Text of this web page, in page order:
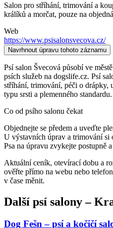
Salon pro stříhání, trimování a
králíků a morčat, pouze na
Web
https://www.psisalonsvecova.cz/
Navrhnout úpravu tohoto záznamu
Psí salon Švecová působí ve
psích služeb na dogslife.cz. Psí
stříhání, trimování, péči o drápky,
typu srsti a plemenného standardu.
Co od psího salonu čekat
Objednejte se předem a uveďte
U výstavních úprav a trimování si
Psa na úpravu zvykejte postupně
Aktuální ceník, otevírací dobu a
ověřte přímo na webu nebo
v čase měnit.
Další psí salony–
Dog Fešn – psí a kočičí